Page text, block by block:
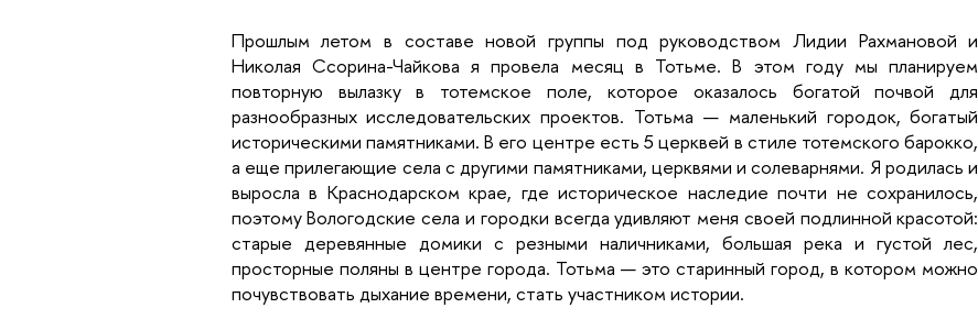
Прошлым летом в составе новой группы под руководством Лидии Рахмановой и
Николая Ссорина-Чайкова я провела месяц в Тотьме. В этом году мы планируем
повторную вылазку в тотемское поле, которое оказалось богатой почвой для
разнообразных исследовательских проектов. Тотьма — маленький городок, богатый
историческими памятниками. В его центре есть 5 церквей в стиле тотемского барокко,
а еще прилегающие села с другими памятниками, церквями и солеварнями. Я родилась и
выросла в Краснодарском крае, где историческое наследие почти не сохранилось,
поэтому Вологодские села и городки всегда удивляют меня своей подлинной красотой:
старые деревянные домики с резными наличниками, большая река и густой лес,
просторные поляны в центре города. Тотьма — это старинный город, в котором можно
почувствовать дыхание времени, стать участником истории.